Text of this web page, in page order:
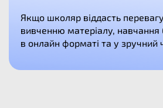
Якщо школяр віддасть
вивченню матеріалу, навчання
в онлайн форматі та у зручний